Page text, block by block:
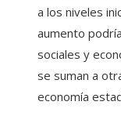
a los niveles
aumento
sociales y
se suman a
economía